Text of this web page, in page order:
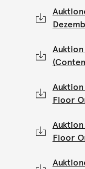
Floor
Auktion
Floor